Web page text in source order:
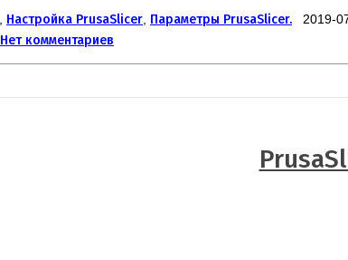
Настройка PrusaSlicer Параметры PrusaSlicer. 2019-
Нет комментариев